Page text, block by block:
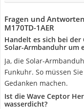
Fragen und
M170TD-1AER
Handelt es sich bei der
Solar-Armbanduhr um
Ja, die Solar-
Funkuhr. So müssen
Gedanken machen.
Ist die Wave Ceptor
wasserdicht?